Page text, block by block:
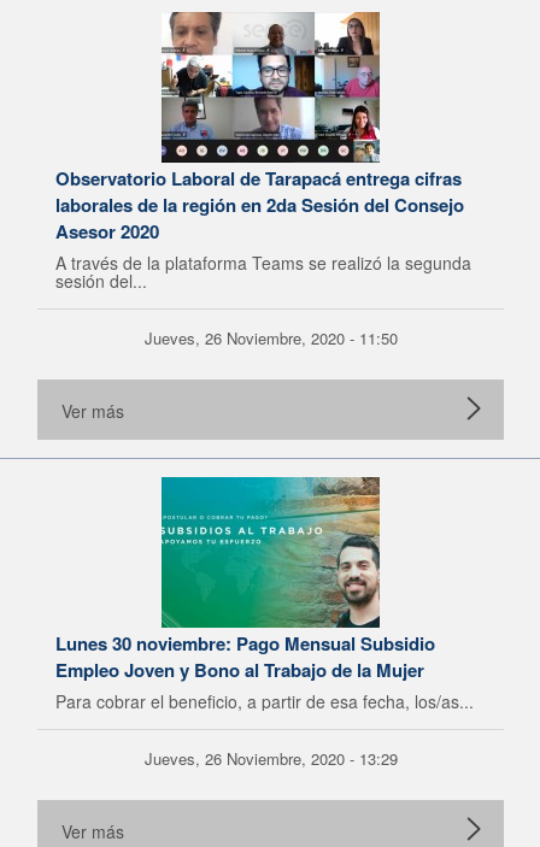
Observatorio Laboral de Tarapacá entrega cifras
laborales de la región en 2da Sesión del Consejo
Asesor 2020
A través de la plataforma Teams se realizó la segunda
sesión del...
Jueves, 26 Noviembre, 2020 - 11:50
Ver más
Lunes 30 noviembre: Pago Mensual Subsidio
Empleo Joven y Bono al Trabajo de la Mujer
Para cobrar el beneficio, a partir de esa fecha, los/as...
Jueves, 26 Noviembre, 2020 - 13:29
Ver más